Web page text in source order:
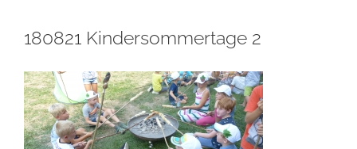
180821 Kindersommertage 2